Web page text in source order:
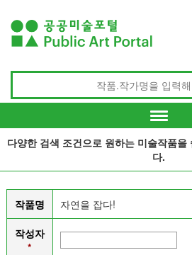
다양한 검색 조건으로 원하는 미술작품
다.
작품명 자연을 잡다!
작성자
*